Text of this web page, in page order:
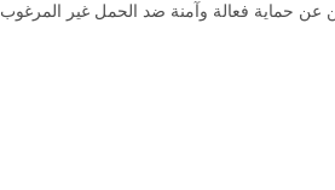
عن حماية فعالة وآمنة ضد الحمل غير المرغوب